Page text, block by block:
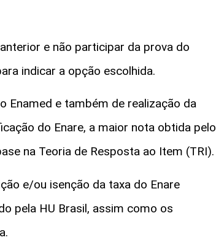
e não participar da prova do
indicar a opção escolhida.
Enamed e também de realização da
do Enare, a maior nota obtida pelo
na Teoria de Resposta ao Item (TRI).
e/ou isenção da taxa do Enare
pela HU Brasil, assim como os